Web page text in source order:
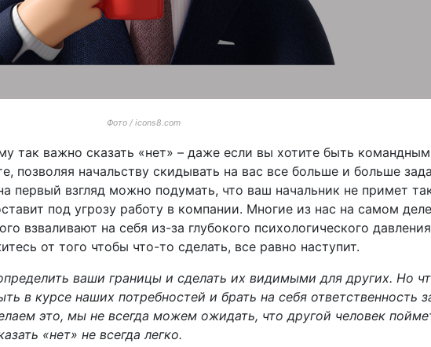
Фото / icons8.com
так важно сказать «нет» – даже если вы хотите быть командным
позволяя начальству скидывать на вас все больше и больше
первый взгляд можно подумать, что ваш начальник не примет
под угрозу работу в компании. Многие из нас на самом
взваливают на себя из-за глубокого психологического
от того чтобы что-то сделать, все равно наступит.
ваши границы и сделать их видимыми для других. Но
в курсе наших потребностей и брать на себя ответственность
это, мы не всегда можем ожидать, что другой человек
«нет» не всегда легко.